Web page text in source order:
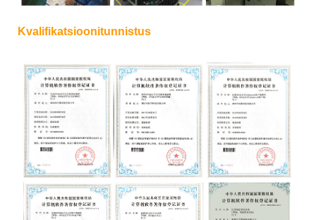
Kvalifikatsioonitunnistus